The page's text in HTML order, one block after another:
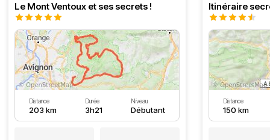
Le Mont Ventoux et ses secrets !
Distance
203 km
Durée
3h21
Niveau
Débutant
Distance
150 km